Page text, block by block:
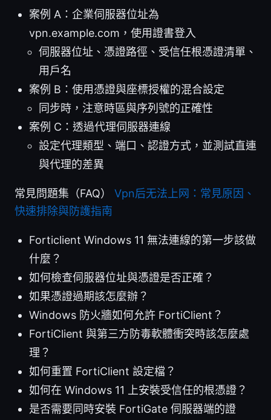
案例 A：企業伺服器位址為
vpn.example.com，使用證書登入
伺服器位址、憑證路徑、受信任根憑證清單、
用戶名
案例 B：使用憑證與座標授權的混合設定
同步時，注意時區與序列號的正確性
案例 C：透過代理伺服器連線
設定代理類型、端口、認證方式，並測試直連
與代理的差異
常見問題集（FAQ） Vpn后无法上网：常見原因、
快速排除與防護指南
Forticlient Windows 11 無法連線的第一步該做
什麼？
如何檢查伺服器位址與憑證是否正確？
如果憑證過期該怎麼辦？
Windows 防火牆如何允許 FortiClient？
FortiClient 與第三方防毒軟體衝突時該怎麼處
理？
如何重置 FortiClient 設定檔？
如何在 Windows 11 上安裝受信任的根憑證？
是否需要同時安裝 FortiGate 伺服器端的證